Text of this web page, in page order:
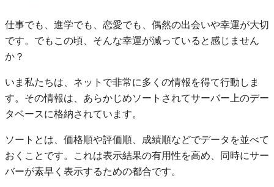
仕事でも、進学でも、恋愛でも、偶然の出会いや幸運が大切
です。でもこの頃、そんな幸運が減っていると感じません
か？
いま私たちは、ネットで非常に多くの情報を得て行動しま
す。その情報は、あらかじめソートされてサーバー上のデー
タベースに格納されています。
ソートとは、価格順や評価順、成績順などでデータを並べて
おくことです。これは表示結果の有用性を高め、同時にサー
バーが素早く表示するための都合です。